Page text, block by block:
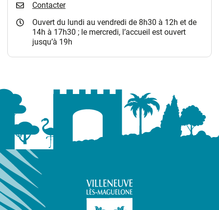
Contacter
Ouvert du lundi au vendredi de 8h30 à 12h et de
14h à 17h30 ; le mercredi, l’accueil est ouvert
jusqu’à 19h